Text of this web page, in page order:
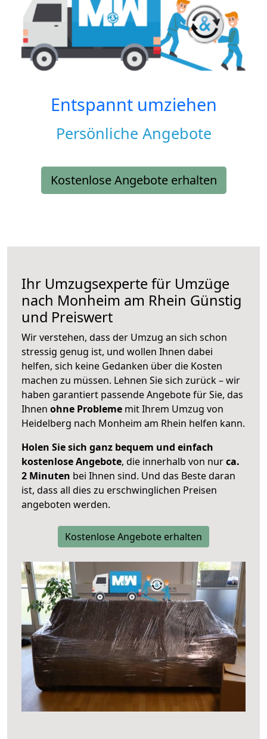
Entspannt umziehen
Persönliche Angebote
Kostenlose Angebote erhalten
Ihr Umzugsexperte für Umzüge
nach Monheim am Rhein Günstig
und Preiswert
Wir verstehen, dass der Umzug an sich schon
stressig genug ist, und wollen Ihnen dabei
helfen, sich keine Gedanken über die Kosten
machen zu müssen. Lehnen Sie sich zurück – wir
haben garantiert passende Angebote für Sie, das
Ihnen ohne Probleme mit Ihrem Umzug von
Heidelberg nach Monheim am Rhein helfen kann.
Holen Sie sich ganz bequem und einfach
kostenlose Angebote, die innerhalb von nurca.
2 Minuten bei Ihnen sind. Und das Beste daran
ist, dass all dies zu erschwinglichen Preisen
angeboten werden.
Kostenlose Angebote erhalten